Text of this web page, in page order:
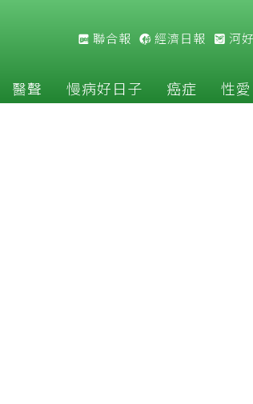
聯合報 經濟日報 河
醫聲 慢病好日子 癌症 性愛